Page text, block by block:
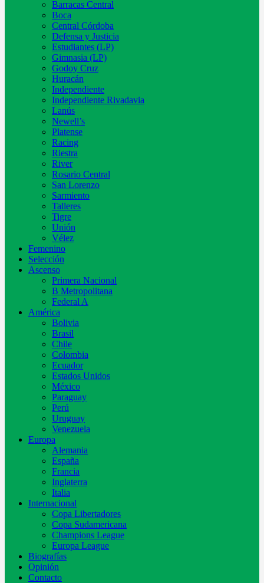
Barracas Central
Boca
Central Córdoba
Defensa y Justicia
Estudiantes (LP)
Gimnasia (LP)
Godoy Cruz
Huracán
Independiente
Independiente Rivadavia
Lanús
Newell’s
Platense
Racing
Riestra
River
Rosario Central
San Lorenzo
Sarmiento
Talleres
Tigre
Unión
Vélez
Femenino
Selección
Ascenso
Primera Nacional
B Metropolitana
Federal A
América
Bolivia
Brasil
Chile
Colombia
Ecuador
Estados Unidos
México
Paraguay
Perú
Uruguay
Venezuela
Europa
Alemania
España
Francia
Inglaterra
Italia
Internacional
Copa Libertadores
Copa Sudamericana
Champions League
Europa League
Biografías
Opinión
Contacto